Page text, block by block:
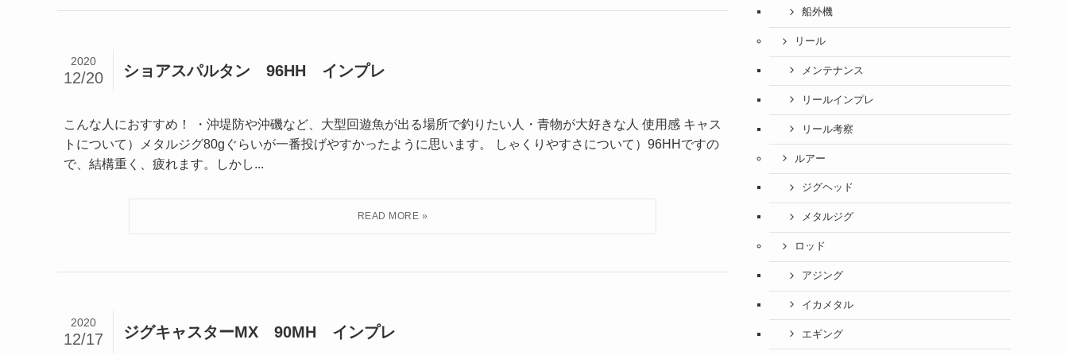
ショアスパルタン 96HH インプレ
2020
12/20
こんな人におすすめ！ ・沖堤防や沖磯など、大型回遊魚が出る場所で釣りたい人・青物が大好きな人 使用感 キャス
トについて）メタルジグ80gぐらいが一番投げやすかったように思います。 しゃくりやすさについて）96HHですの
で、結構重く、疲れます。しかし...
ジグキャスターMX 90MH インプレ
2020
12/17
船外機
リール
メンテナンス
リールインプレ
リール考察
ルアー
ジグヘッド
メタルジグ
ロッド
アジング
イカメタル
エギング